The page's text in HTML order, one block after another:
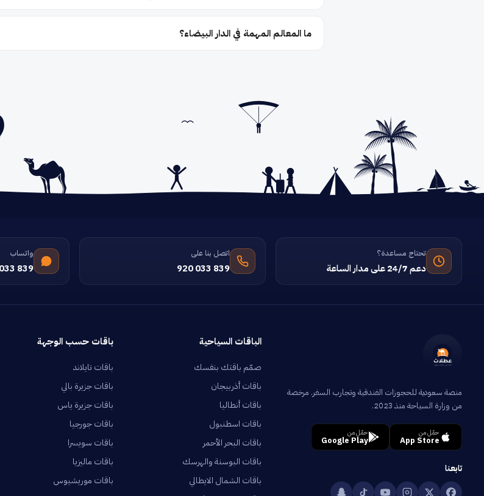
ما المعالم المهمة في الدار البيضاء؟
تحتاج مساعدة؟
دعم 24/7 على مدار الساعة
اتصل بنا على
920 033 839
واتساب
839
منصة سعودية للحجوزات الفندقية وتجارب السفر. مرخصة
من وزارة السياحة منذ 2023.
حمّل من
App Store
حمّل من
Google Play
تابعنا
الباقات السياحية
صمّم باقتك بنفسك
باقات أذربيجان
باقات أنطاليا
باقات اسطنبول
باقات البحر الأحمر
باقات البوسنة والهرسك
باقات الشمال الايطالي
باقات حسب الوجهة
باقات تايلاند
باقات جزيرة بالي
باقات جزيرة ياس
باقات جورجيا
باقات سويسرا
باقات ماليزيا
باقات موريشيوس